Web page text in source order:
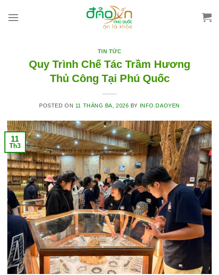
TIN TỨC
Quy Trình Chế Tác Trầm Hương
Thủ Công Tại Phú Quốc
POSTED ON 11 THÁNG BA, 2026 BY INFO.DAOYEN
11
Th3